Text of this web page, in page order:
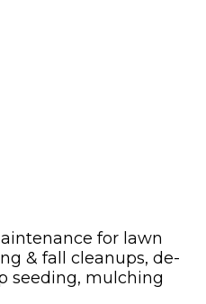
for lawn
& fall cleanups, de-
seeding, mulching